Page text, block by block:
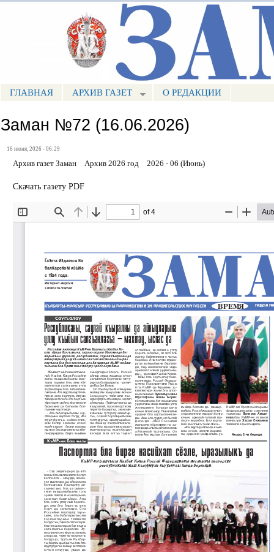
Портал СМИ КБР
МЕНЮ ЗАМАН
ГЛАВНАЯ АРХИВ ГАЗЕТ О РЕДАКЦИИ
Заман №72 (16.06.2026)
16 июня, 2026 - 06:29
Архив газет Заман Архив 2026 год 2026 - 06 (Июнь)
Скачать газету PDF